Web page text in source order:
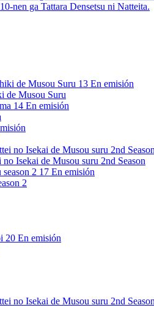
nen ga Tattara Densetsu ni Natteita.
13 En emisión
de Musou Suru
14 En emisión
Isekai de Musou suru 2nd Season
17 En emisión
2
20 En emisión